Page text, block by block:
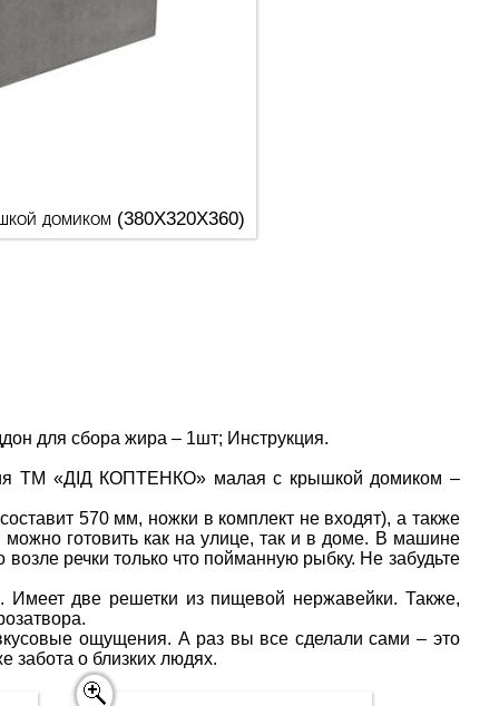
домиком (380X320X360)
для сбора жира – 1шт; Инструкция.
ТМ «ДІД КОПТЕНКО» малая с крышкой домиком –
570 мм, ножки в комплект не входят), а также
можно готовить как на улице, так и в доме. В машине
речки только что пойманную рыбку. Не забудьте
две решетки из пищевой нержавейки. Также,
ощущения. А раз вы все сделали сами – это
забота о близких людях.